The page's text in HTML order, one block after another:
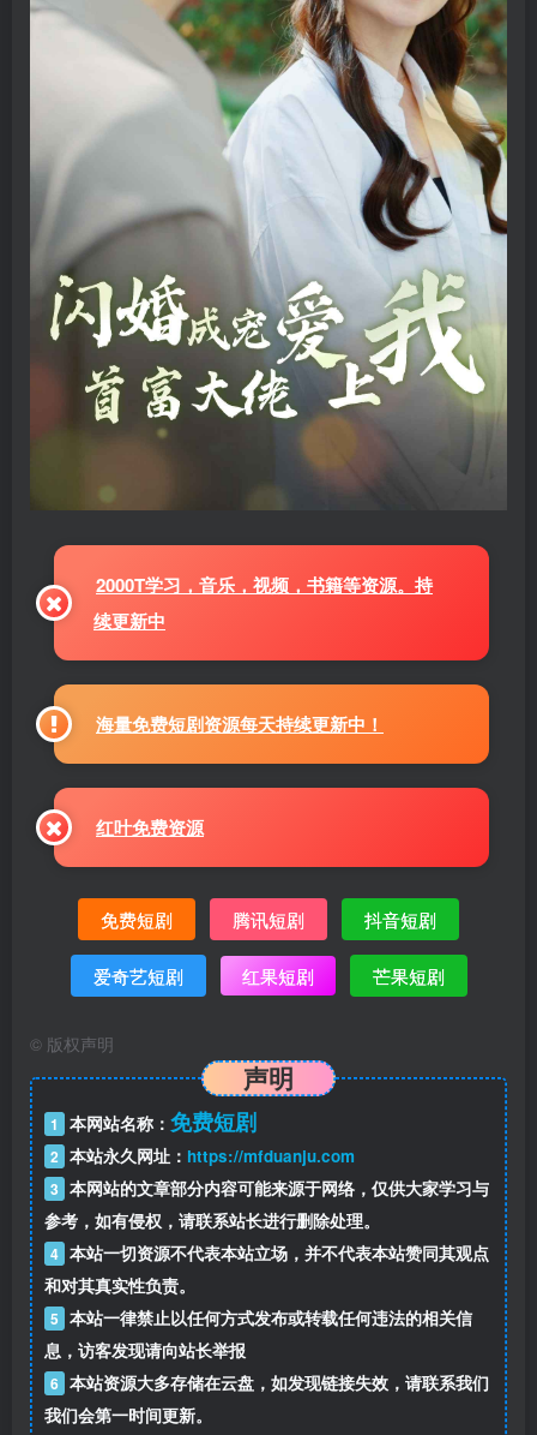
2000T学习，音乐，视频，书籍等资源。持
续更新中
海量免费短剧资源每天持续更新中！
红叶免费资源
免费短剧 腾讯短剧 抖音短剧
爱奇艺短剧 红果短剧 芒果短剧
© 版权声明
声明
1 本网站名称： 免费短剧
2 本站永久网址： https://mfduanju.com
3 本网站的文章部分内容可能来源于网络，仅供大家学习与
参考，如有侵权，请联系站长进行删除处理。
4 本站一切资源不代表本站立场，并不代表本站赞同其观点
和对其真实性负责。
5 本站一律禁止以任何方式发布或转载任何违法的相关信
息，访客发现请向站长举报
6 本站资源大多存储在云盘，如发现链接失效，请联系我们
我们会第一时间更新。